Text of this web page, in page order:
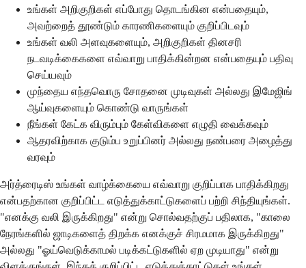
உங்கள் அறிகுறிகள் எப்போது தொடங்கின என்பதையும்,
அவற்றைத் தூண்டும் காரணிகளையும் குறிப்பிடவும்
உங்கள் வலி அளவுகளையும், அறிகுறிகள் தினசரி
நடவடிக்கைகளை எவ்வாறு பாதிக்கின்றன என்பதையும் பதிவு
செய்யவும்
முந்தைய எந்தவொரு சோதனை முடிவுகள் அல்லது இமேஜிங்
ஆய்வுகளையும் கொண்டு வாருங்கள்
நீங்கள் கேட்க விரும்பும் கேள்விகளை எழுதி வைக்கவும்
ஆதரவிற்காக குடும்ப உறுப்பினர் அல்லது நண்பரை அழைத்து
வரவும்
அர்த்ரைடிஸ் உங்கள் வாழ்க்கையை எவ்வாறு குறிப்பாக பாதிக்கிறது
என்பதற்கான குறிப்பிட்ட எடுத்துக்காட்டுகளைப் பற்றி சிந்தியுங்கள்.
"எனக்கு வலி இருக்கிறது" என்று சொல்வதற்குப் பதிலாக, "காலை
நேரங்களில் ஜாடிகளைத் திறக்க எனக்குச் சிரமமாக இருக்கிறது"
அல்லது "ஓய்வெடுக்காமல் படிக்கட்டுகளில் ஏற முடியாது" என்று